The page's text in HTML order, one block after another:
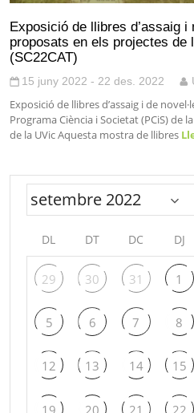
Exposició de llibres d’assaig i
proposats en els projectes de
(SC22CAT)
15 juny 2022 - 22 des. 2022
Exposició de llibres d’assaig i de
Programa Ciència i Societat (PCiS) de
de la UVic Aquesta mostra de llibres
DL DT DC DJ
29 30 31 1
5 6 7 8
12 13 14 15
19 20 21 22